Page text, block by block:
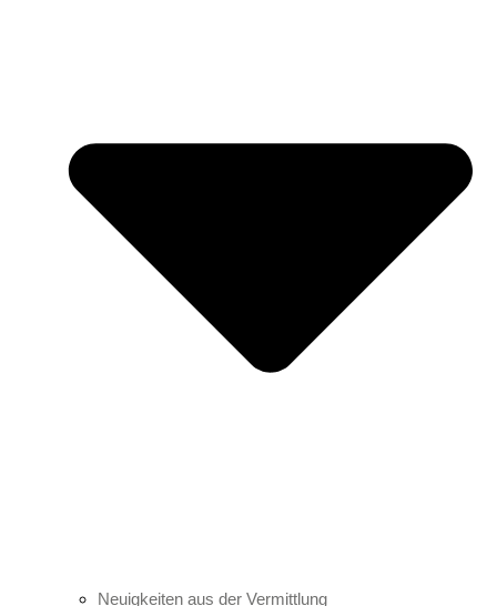
Neuigkeiten aus der Vermittlung